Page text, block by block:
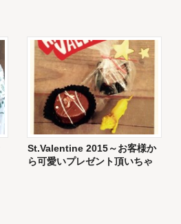
St.Valentine 2015～お客様か
ら可愛いプレゼント頂いちゃ